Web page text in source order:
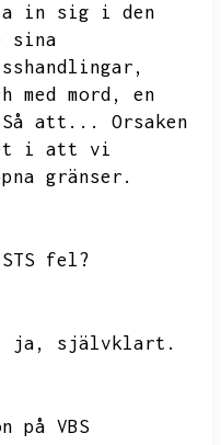
in sig i den
sina
mord,
en
Så att...
Orsaken
i att vi
gränser.
fel?
ja, självklart.
på VBS